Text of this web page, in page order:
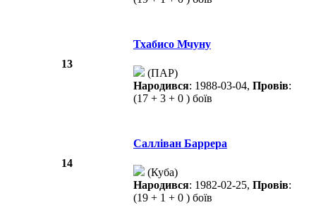
13
Тхабисо Мчуну
(ПАР)
Народився: 1988-03-04, Провів:
(17 + 3 + 0 ) боїв
14
Салліван Баррера
(Куба)
Народився: 1982-02-25, Провів:
(19 + 1 + 0 ) боїв